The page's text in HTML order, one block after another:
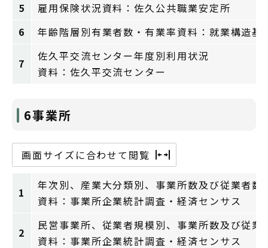
5
雇用保険状況資料：佐久公共職業安定所
6
年齢階層別有業者数・有業率資料：就業構造基
7
佐久平交流センター年度別利用状況
資料：佐久平交流センター
6事業所
画面サイズに合わせて閲覧
1
年次別、産業大分類別、事業所数及び従業者数
資料：事業所企業統計調査・経済センサス
2
民営事業所、従業者規模別、事業所数及び従業
資料：事業所企業統計調査・経済センサス